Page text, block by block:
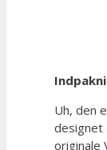
Uh, den
designet
originale